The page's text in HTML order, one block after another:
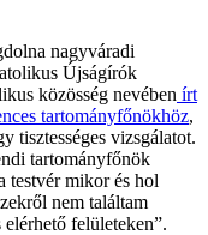
nagyváradi
Újságírók
közösség nevében írt
tartományfőnökhöz,
tisztességes vizsgálatot.
tartományfőnök
testvér mikor és hol
nem találtam
felületeken”.